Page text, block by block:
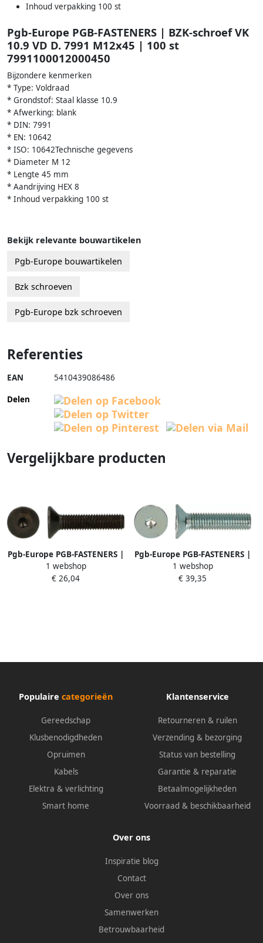
Inhoud verpakking 100 st
Pgb-Europe PGB-FASTENERS | BZK-schroef VK
10.9 VD D. 7991 M12x45 | 100 st
7991100012000450
Bijzondere kenmerken
* Type: Voldraad
* Grondstof: Staal klasse 10.9
* Afwerking: blank
* DIN: 7991
* EN: 10642
* ISO: 10642Technische gegevens
* Diameter M 12
* Lengte 45 mm
* Aandrijving HEX 8
* Inhoud verpakking 100 st
Bekijk relevante bouwartikelen
Pgb-Europe bouwartikelen
Bzk schroeven
Pgb-Europe bzk schroeven
Referenties
EAN 5410439086486
Delen
Vergelijkbare producten
Pgb-Europe PGB-FASTENERS |
BZK-schroef VK 10.9 VD D.
7991 M 6x16 | 500 st
1 webshop
€ 26,04
Pgb-Europe PGB-FASTENERS |
BZK-schroef VK 10.9 VD D.
7991 M12x50 Zn | 100 st
1 webshop
€ 39,35
Populaire categorieën
Gereedschap
Klusbenodigdheden
Opruimen
Kabels
Elektra & verlichting
Smart home
Klantenservice
Retourneren & ruilen
Verzending & bezorging
Status van bestelling
Garantie & reparatie
Betaalmogelijkheden
Voorraad & beschikbaarheid
Over ons
Inspiratie blog
Contact
Over ons
Samenwerken
Betrouwbaarheid